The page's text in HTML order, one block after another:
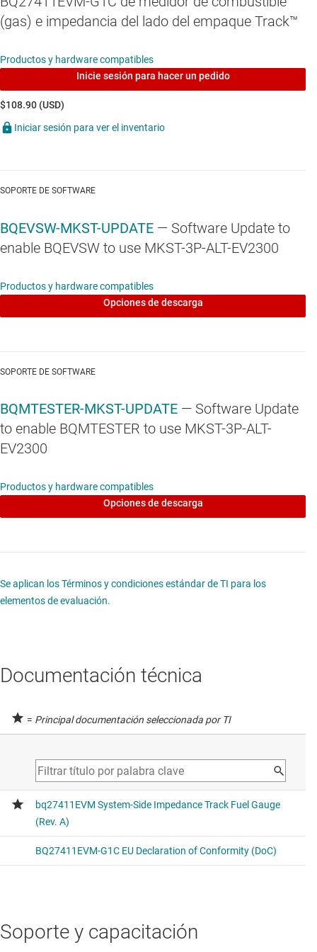
Populated circuit module for quick setup and
evaluation.
logging and analysis.
(gas) e impedancia del lado del empaque Track™
Productos y hardware compatibles
Inicie sesión para hacer un pedido
$108.90 (USD)
Iniciar sesión para ver el inventario
SOPORTE DE SOFTWARE
BQEVSW-MKST-UPDATE — Software Update to
enable BQEVSW to use MKST-3P-ALT-EV2300
Productos y hardware compatibles
Opciones de descarga
SOPORTE DE SOFTWARE
BQMTESTER-MKST-UPDATE — Software Update
to enable BQMTESTER to use MKST-3P-ALT-
EV2300
Productos y hardware compatibles
Opciones de descarga
Se aplican los Términos y condiciones estándar de TI para los
elementos de evaluación.
Documentación técnica
= Principal documentación seleccionada por TI
Soporte y capacitación